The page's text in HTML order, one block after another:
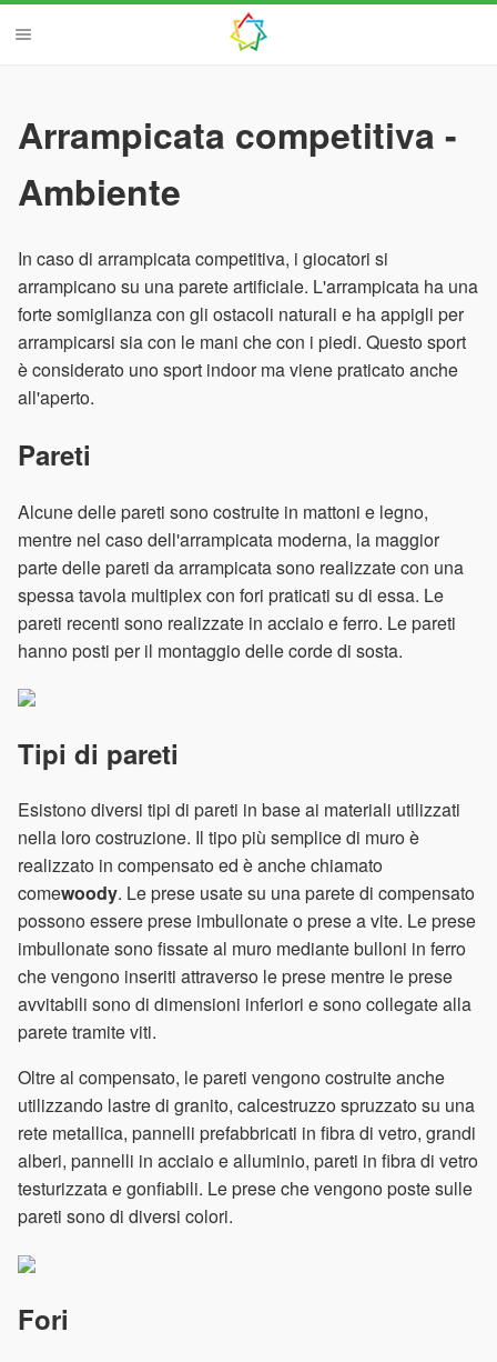
Arrampicata competitiva -
Ambiente
In caso di arrampicata competitiva, i giocatori si
arrampicano su una parete artificiale. L'arrampicata ha una
forte somiglianza con gli ostacoli naturali e ha appigli per
arrampicarsi sia con le mani che con i piedi. Questo sport
è considerato uno sport indoor ma viene praticato anche
all'aperto.
Pareti
Alcune delle pareti sono costruite in mattoni e legno,
mentre nel caso dell'arrampicata moderna, la maggior
parte delle pareti da arrampicata sono realizzate con una
spessa tavola multiplex con fori praticati su di essa. Le
pareti recenti sono realizzate in acciaio e ferro. Le pareti
hanno posti per il montaggio delle corde di sosta.
Tipi di pareti
Esistono diversi tipi di pareti in base ai materiali utilizzati
nella loro costruzione. Il tipo più semplice di muro è
realizzato in compensato ed è anche chiamato
comewoody. Le prese usate su una parete di compensato
possono essere prese imbullonate o prese a vite. Le prese
imbullonate sono fissate al muro mediante bulloni in ferro
che vengono inseriti attraverso le prese mentre le prese
avvitabili sono di dimensioni inferiori e sono collegate alla
parete tramite viti.
Oltre al compensato, le pareti vengono costruite anche
utilizzando lastre di granito, calcestruzzo spruzzato su una
rete metallica, pannelli prefabbricati in fibra di vetro, grandi
alberi, pannelli in acciaio e alluminio, pareti in fibra di vetro
testurizzata e gonfiabili. Le prese che vengono poste sulle
pareti sono di diversi colori.
Fori